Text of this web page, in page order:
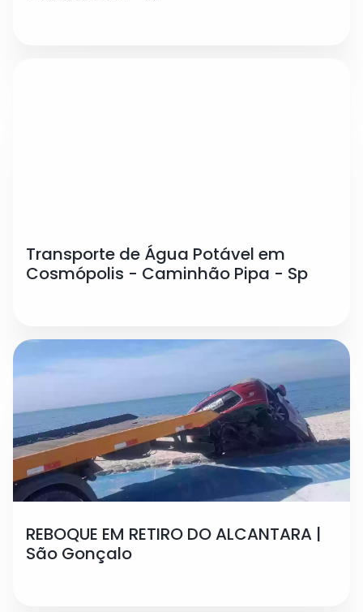
Transporte de Água Potável em
Cosmópolis - Caminhão Pipa - Sp
REBOQUE EM RETIRO DO ALCANTARA |
São Gonçalo